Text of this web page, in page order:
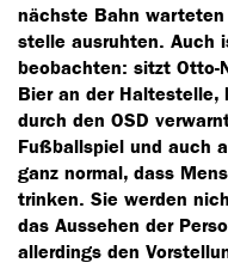
nächste Bahn
stelle ausruhten. Auch
beobachten: sitzt Otto-
Bier an der Haltestelle,
durch den OSD
Fußballspiel und auch
ganz normal, dass
trinken. Sie werden
das Aussehen der
allerdings den